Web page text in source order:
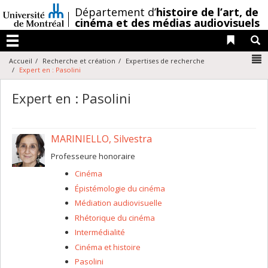
au
contenu
/Département d’histoire de l’art, de
cinéma et des médias audiovisuels
Menu
Liens
Accueil Recherche et création
Expertises de recherche
Expert en : Pasolini
Expert en : Pasolini
MARINIELLO, Silvestra
Professeure honoraire
Cinéma
Épistémologie du cinéma
Médiation audiovisuelle
Rhétorique du cinéma
Intermédialité
Cinéma et histoire
Pasolini